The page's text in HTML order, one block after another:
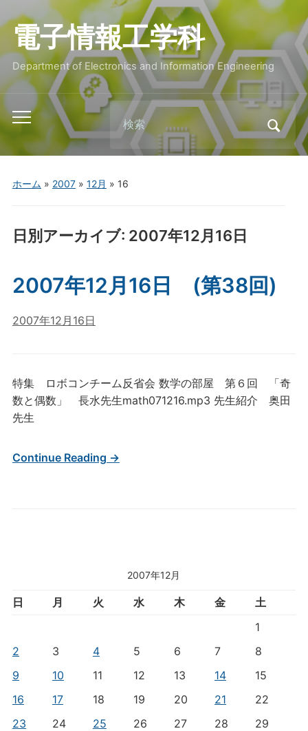
電子情報工学科
Department of Electronics and Information Engineering
Toggle
mobile
menu
Search
for:
ホーム » 2007» 12月 » 16
日別アーカイブ: 2007年12月16日
2007年12月
日 月 火 水 木 金
土
1
2
3 4 5 6 7
8
9
10 11 12 13 14
15
16
17 18 19 20 21
22
23
24 25 26 27 28
29
2007年12月16日 (第38回)
2007年12月16日
特集 ロボコンチーム反省会 数学の部屋 第６回 「奇
数と偶数」 長水先生math071216.mp3 先生紹介 奥田
先生
Continue Reading →